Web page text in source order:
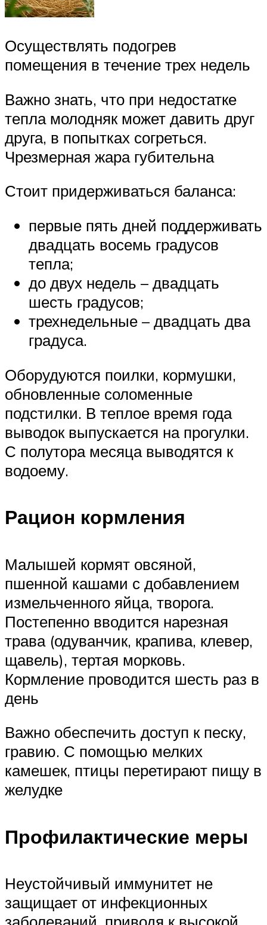
Осуществлять подогрев
помещения в течение трех недель
Важно знать, что при недостатке
тепла молодняк может давить друг
друга, в попытках согреться.
Чрезмерная жара губительна
Стоит придерживаться баланса:
первые пять дней поддерживать
двадцать восемь градусов
тепла;
до двух недель – двадцать
шесть градусов;
трехнедельные – двадцать два
градуса.
Оборудуются поилки, кормушки,
обновленные соломенные
подстилки. В теплое время года
выводок выпускается на прогулки.
С полутора месяца выводятся к
водоему.
Рацион кормления
Малышей кормят овсяной,
пшенной кашами с добавлением
измельченного яйца, творога.
Постепенно вводится нарезная
трава (одуванчик, крапива, клевер,
щавель), тертая морковь.
Кормление проводится шесть раз в
день
Важно обеспечить доступ к песку,
гравию. С помощью мелких
камешек, птицы перетирают пищу в
желудке
Профилактические меры
Неустойчивый иммунитет не
защищает от инфекционных